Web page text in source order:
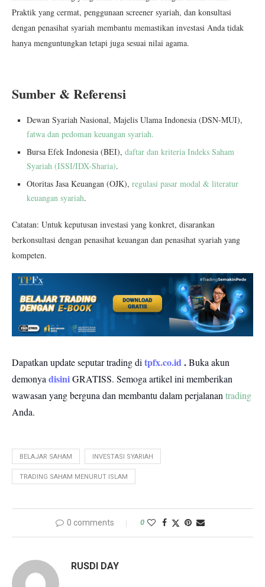
Praktik yang cermat, penggunaan screener syariah, dan konsultasi
dengan penasihat syariah membantu memastikan investasi Anda tidak
hanya menguntungkan tetapi juga sesuai nilai agama.
Sumber & Referensi
Dewan Syariah Nasional, Majelis Ulama Indonesia (DSN-MUI),
fatwa dan pedoman keuangan syariah.
Bursa Efek Indonesia (BEI), daftar dan kriteria Indeks Saham
Syariah (ISSI/IDX-Sharia).
Otoritas Jasa Keuangan (OJK), regulasi pasar modal & literatur
keuangan syariah.
Catatan: Untuk keputusan investasi yang konkret, disarankan
berkonsultasi dengan penasihat keuangan dan penasihat syariah yang
kompeten.
Dapatkan update seputar trading ditpfx.co.id.Buka akun
demonyadisiniGRATISS. Semoga artikel ini memberikan
wawasan yang berguna dan membantu dalam perjalanantrading
Anda.
BELAJAR SAHAM INVESTASI SYARIAH
TRADING SAHAM MENURUT ISLAM
0 comments 0
RUSDI DAY